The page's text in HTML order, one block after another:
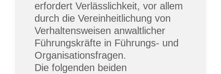
erfordert Verlässlichkeit, vor allem
durch die Vereinheitlichung von
Verhaltensweisen anwaltlicher
Führungskräfte in Führungs- und
Organisationsfragen.
Die folgenden beiden